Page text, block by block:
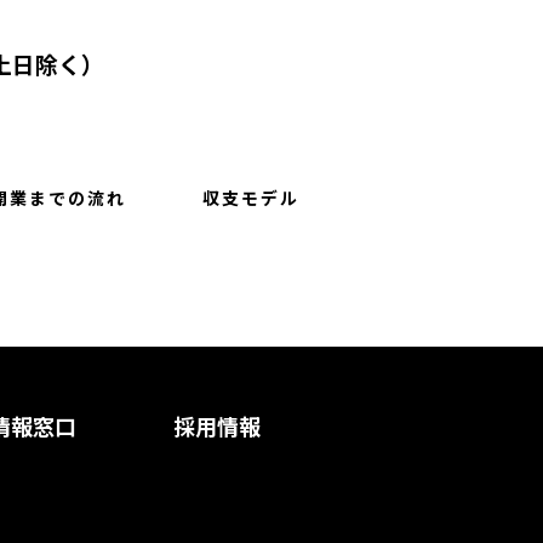
除く）
業までの流れ 収支モデル
報窓口 採用情報